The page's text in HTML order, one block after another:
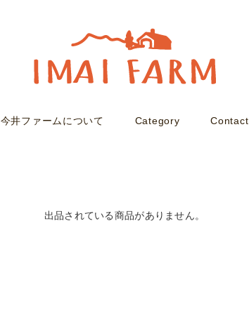
今井ファームについて Category Contact
出品されている商品がありません。